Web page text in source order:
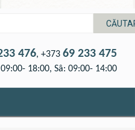
476, +373 69 233 475
18:00, Sâ: 09:00- 14:00